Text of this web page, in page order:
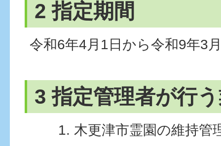
2 指定期間
令和6年4月1日から令和9年3
3 指定管理者が行
木更津市霊園の維持管